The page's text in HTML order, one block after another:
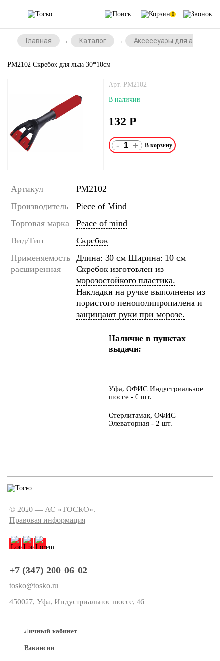
0
Главная Каталог Аксессуары для
PM2102 Скребок для льда 30*10см
Арт. PM2102
В наличии
132 Р
- +
Артикул
PM2102
Производитель
Piece of Mind
Торговая марка
Peace of mind
Вид/Тип
Скребок
Применяемость
расширенная
Длина: 30 cм Ширина: 10 cм
Скребок изготовлен из
морозостойкого пластика.
Накладки на ручке выполнены из
пористого пенополипропилена и
защищают руки при морозе.
Наличие в пунктах
выдачи:
Уфа, ОФИС Индустриальное
шоссе - 0 шт.
Стерлитамак, ОФИС
Элеваторная - 2 шт.
© 2020 — АО «ТОСКО».
Правовая информация
+7 (347) 200-06-02
tosko@tosko.ru
450027, Уфа, Индустриальное шоссе, 46
Личный кабинет
Вакансии